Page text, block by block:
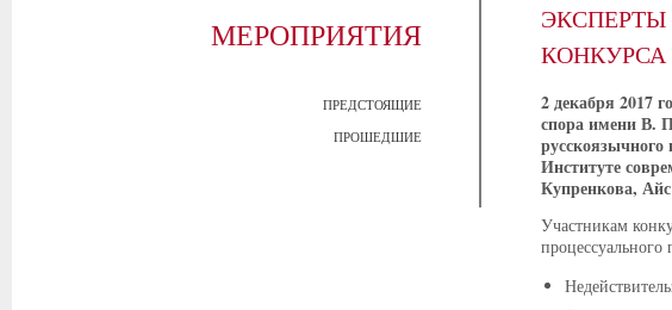
МЕРОПРИЯТИЯ
ПРЕДСТОЯЩИЕ
ПРОШЕДШИЕ
2 декабря 2017
спора имени В.
Институте
Купренкова,
Участникам
процессуального